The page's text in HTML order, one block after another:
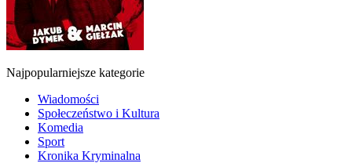
Najpopularniejsze kategorie
Wiadomości
Społeczeństwo i Kultura
Komedia
Sport
Kronika Kryminalna